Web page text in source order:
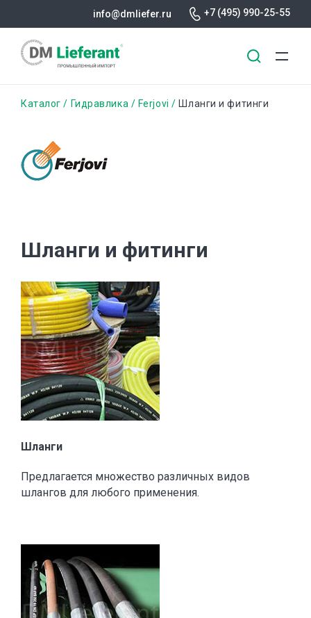
содержанию
info@dmliefer.ru +7 (495) 990-25-55
Строка
навигации
Каталог Гидравлика Ferjovi Шланги и фитинги
Шланги и фитинги
Шланги
Предлагается множество различных видов
шлангов для любого применения.